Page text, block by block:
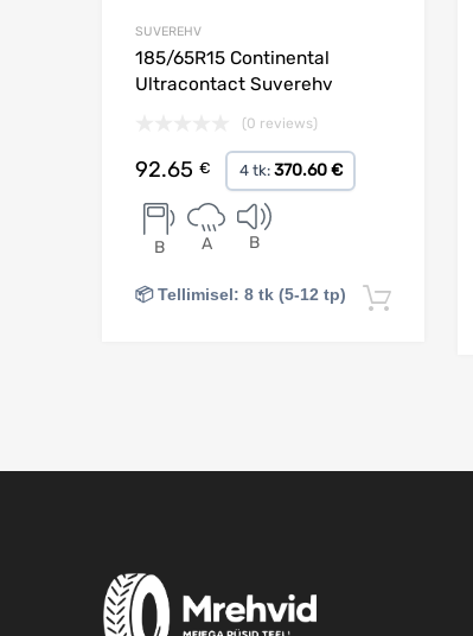
SUVEREHV
185/65R15 Continental
Ultracontact Suverehv
(0 reviews)
92.65 € 4 tk: 370.60 €
B A B
📦 Tellimisel: 8 tk (5-12 tp)